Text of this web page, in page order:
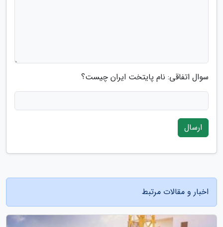
سوال اتفاقی: نام پایتخت ایران چیست؟
ارسال
اخبار و مقالات مرتبط